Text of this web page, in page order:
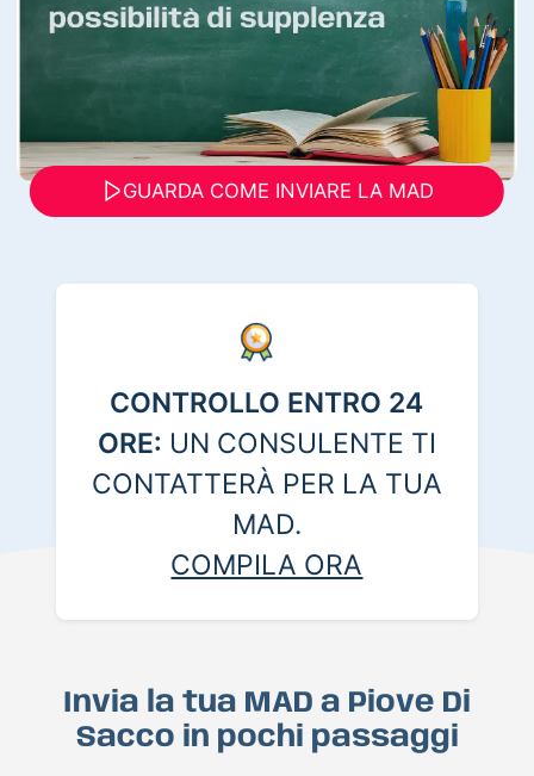
GUARDA COME INVIARE LA MAD
CONTROLLO ENTRO 24
ORE: UN CONSULENTE TI
CONTATTERÀ PER LA TUA
MAD.
COMPILA ORA
Invia la tua MAD a Piove Di
Sacco in pochi passaggi